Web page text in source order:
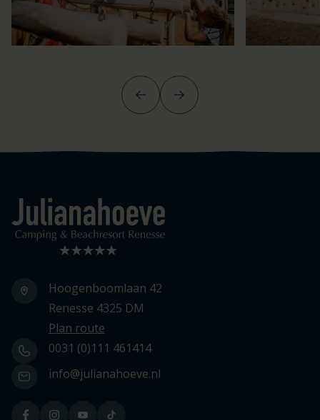
Vorige Volgende
Logo Julianahoeve
Hoogenboomlaan 42
Renesse 4325 DM
Plan route
0031 (0)111 461414
info@julianahoeve.nl